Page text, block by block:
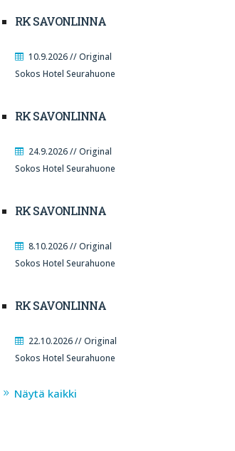
RK SAVONLINNA
10.9.2026 // Original
Sokos Hotel Seurahuone
RK SAVONLINNA
24.9.2026 // Original
Sokos Hotel Seurahuone
RK SAVONLINNA
8.10.2026 // Original
Sokos Hotel Seurahuone
RK SAVONLINNA
22.10.2026 // Original
Sokos Hotel Seurahuone
Näytä kaikki